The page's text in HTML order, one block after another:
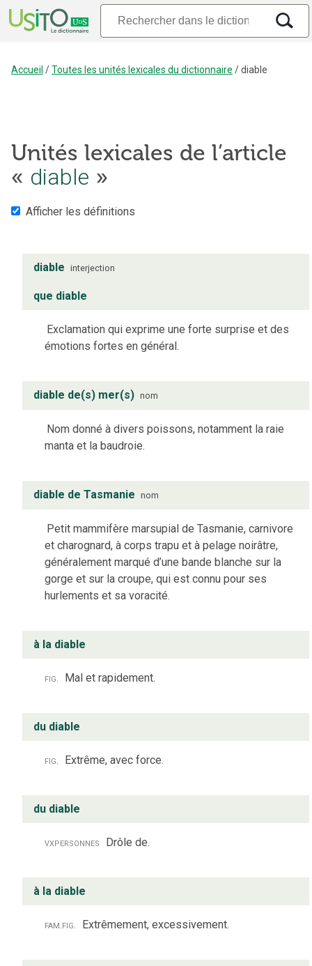
Accueil /Toutes les unités lexicales du dictionnaire /diable
Unités lexicales de l’article
« diable »
Afficher les définitions
diable interjection
que diable
Exclamation qui exprime une forte surprise et des
émotions fortes en général.
diable de(s) mer(s) nom
Nom donné à divers poissons, notamment la raie
manta et la baudroie.
diable de Tasmanie nom
Petit mammifère marsupial de Tasmanie, carnivore
et charognard, à corps trapu et à pelage noirâtre,
généralement marqué d’une bande blanche sur la
gorge et sur la croupe, qui est connu pour ses
hurlements et sa voracité.
à la diable
fig. Mal et rapidement.
du diable
fig. Extrême, avec force.
du diable
vxpersonnes Drôle de.
à la diable
fam.fig. Extrêmement, excessivement.